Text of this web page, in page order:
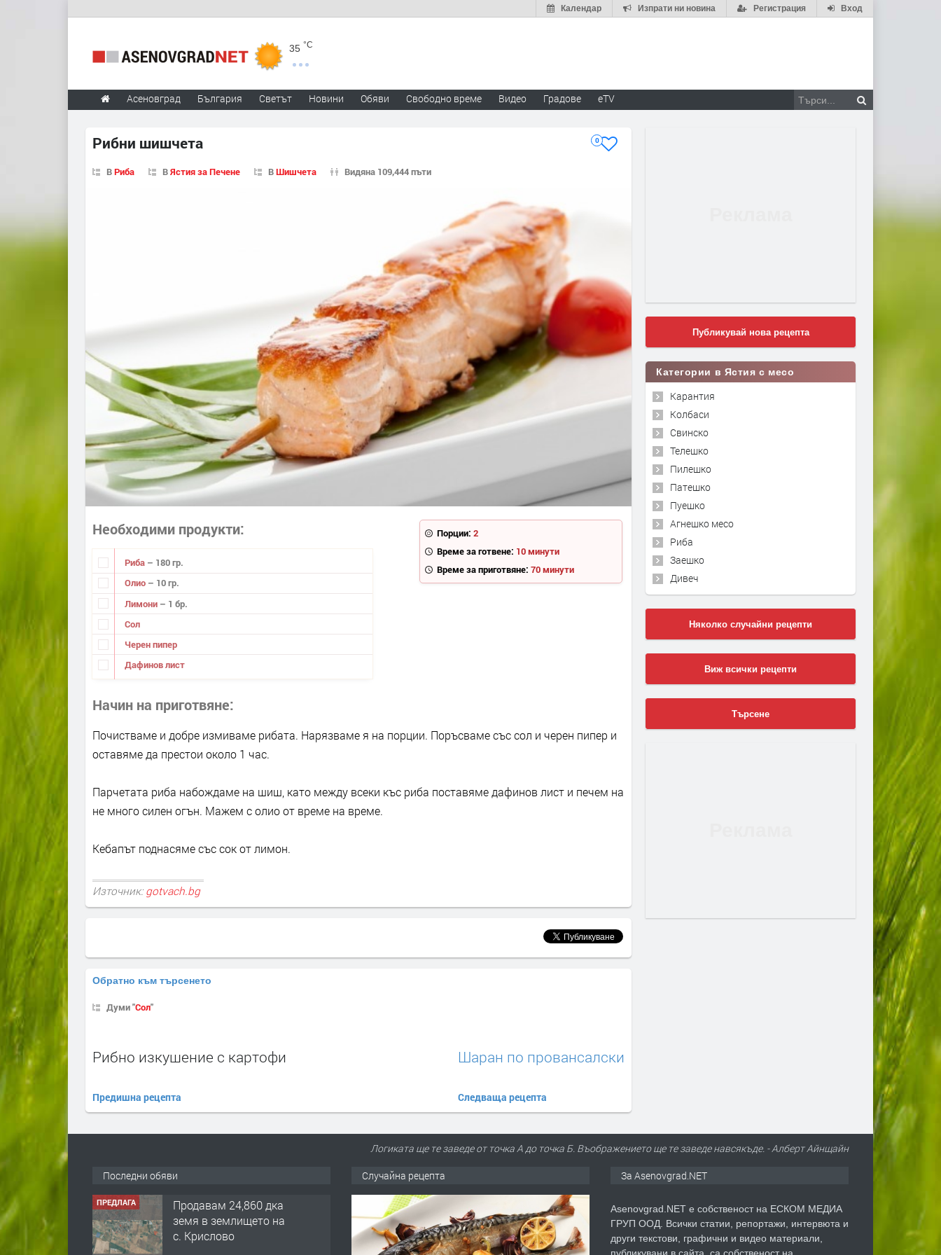
Вход
Регистрация
Изпрати ни новина
Календар
35 °C
Асеновград България Светът Новини Обяви Свободно време Видео Градове eTV
Рибни шишчета 0
ВРиба ВЯстия за Печене ВШишчета Видяна 109,444 пъти
Порции: 2
Време за готвене: 10 минути
Време за приготвяне: 70 минути
Необходими продукти
Риба – 180 гр.
Олио – 10 гр.
Лимони – 1 бр.
Сол
Черен пипер
Дафинов лист
Начин на приготвяне
Почистваме и добре измиваме рибата. Нарязваме я на порции. Поръсваме със сол и черен пипер и
оставяме да престои около 1 час.
Парчетата риба набождаме на шиш, като между всеки къс риба поставяме дафинов лист и печем на
не много силен огън. Мажем с олио от време на време.
Кебапът поднасяме със сок от лимон.
Източник: gotvach.bg
Обратно към търсенето
Думи "Сол"
Рибно изкушение с картофи
Предишна рецепта
Шаран по провансалски
Следваща рецепта
Публикувай нова рецепта
Категории в Ястия с месо
Карантия
Колбаси
Свинско
Телешко
Пилешко
Патешко
Пуешко
Агнешко месо
Риба
Заешко
Дивеч
Няколко случайни рецепти
Виж всички рецепти
Търсене
Логиката ще те заведе от точка А до точка Б. Въображението ще те заведе навсякъде. - Алберт Айнщайн
Последни обяви
ПРЕДЛАГА
Продавам 24,860 дка
земя в землището на
с. Крислово
Случайна рецепта За Asenovgrad.NET
Asenovgrad.NET е собственост на ЕСКОМ МЕДИА
ГРУП ООД. Всички статии, репортажи, интервюта и
други текстови, графични и видео материали,
публикувани в сайта, са собственост на